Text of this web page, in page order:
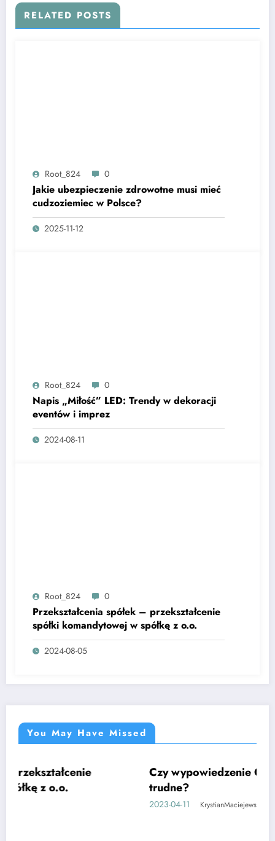
RELATED POSTS
Root_824 0
Jakie ubezpieczenie zdrowotne musi mieć
cudzoziemiec w Polsce?
2025-11-12
Root_824 0
Napis „Miłość” LED: Trendy w dekoracji
eventów i imprez
2024-08-11
Root_824 0
Przekształcenia spółek – przekształcenie
spółki komandytowej w spółkę z o.o.
2024-08-05
You May Have Missed
Czy wypowiedzenie OC po
KrystianMaciejewski